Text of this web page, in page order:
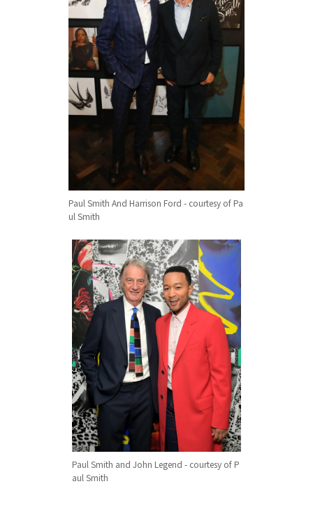
Paul Smith And Harrison Ford - courtesy of Pa
ul Smith
Paul Smith and John Legend - courtesy of P
aul Smith